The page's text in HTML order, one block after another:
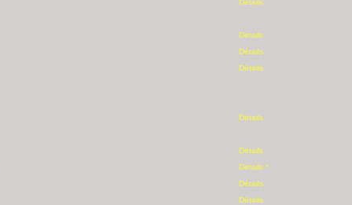
Détails
Détails
Détails
Détails
Détails
Détails
Détails *
Détails
Détails